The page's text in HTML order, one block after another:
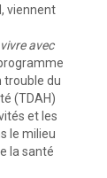
viennent
avec
trouble du
(TDAH)
et les
le milieu
la santé